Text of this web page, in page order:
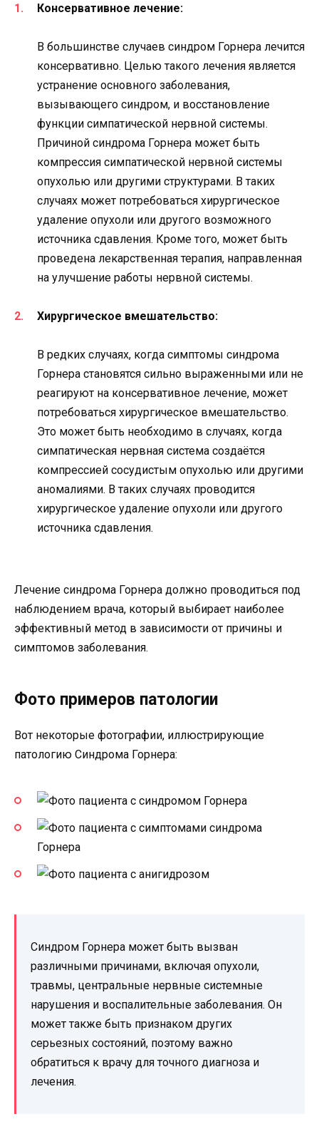
Консервативное лечение:
В большинстве случаев синдром Горнера лечится
консервативно. Целью такого лечения является
устранение основного заболевания,
вызывающего синдром, и восстановление
функции симпатической нервной системы.
Причиной синдрома Горнера может быть
компрессия симпатической нервной системы
опухолью или другими структурами. В таких
случаях может потребоваться хирургическое
удаление опухоли или другого возможного
источника сдавления. Кроме того, может быть
проведена лекарственная терапия, направленная
на улучшение работы нервной системы.
Хирургическое вмешательство:
В редких случаях, когда симптомы синдрома
Горнера становятся сильно выраженными или не
реагируют на консервативное лечение, может
потребоваться хирургическое вмешательство.
Это может быть необходимо в случаях, когда
симпатическая нервная система создаётся
компрессией сосудистым опухолью или другими
аномалиями. В таких случаях проводится
хирургическое удаление опухоли или другого
источника сдавления.
Лечение синдрома Горнера должно проводиться под
наблюдением врача, который выбирает наиболее
эффективный метод в зависимости от причины и
симптомов заболевания.
Фото примеров патологии
Вот некоторые фотографии, иллюстрирующие
патологию Синдрома Горнера:
Синдром Горнера может быть вызван
различными причинами, включая опухоли,
травмы, центральные нервные системные
нарушения и воспалительные заболевания. Он
может также быть признаком других
серьезных состояний, поэтому важно
обратиться к врачу для точного диагноза и
лечения.